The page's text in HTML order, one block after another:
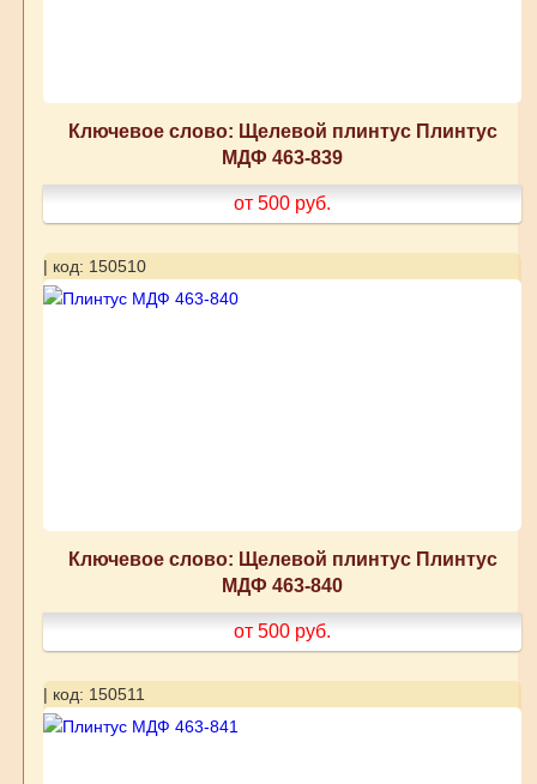
Ключевое слово: Щелевой плинтус Плинтус
МДФ 463-839
от 500 руб.
| код: 150510
Ключевое слово: Щелевой плинтус Плинтус
МДФ 463-840
от 500 руб.
| код: 150511